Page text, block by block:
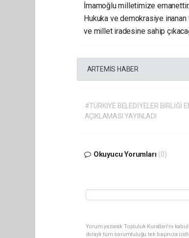
İmamoğlu milletimize emanettir.
Hukuka ve demokrasiye inanan
ve millet iradesine sahip
ARTEMİS HABER
#TÜRKİYE BELEDİYELER BİRLİĞİ
AÇIKLAMASI YAYINLADI
Okuyucu Yorumları (0)
Yorum yazarak Topluluk Kuralları’nı
dolaylı tüm sorumluluğu tek başınıza